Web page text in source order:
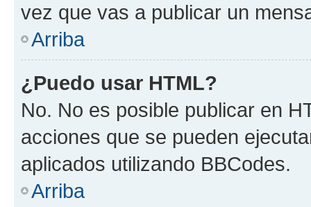
vez que vas a publicar un
Arriba
¿Puedo usar HTML?
No. No es posible publicar en
acciones que se pueden
aplicados utilizando BBCodes.
Arriba